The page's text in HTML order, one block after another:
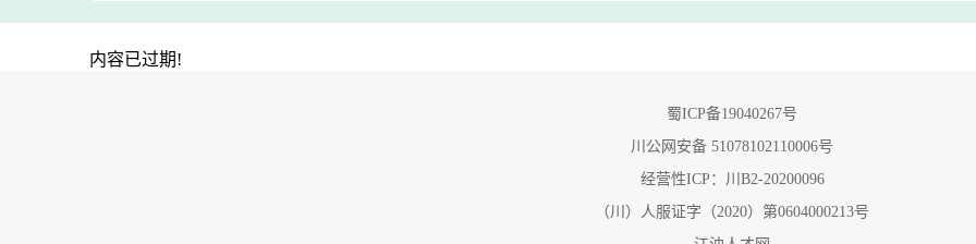
内容已过期!
蜀ICP备19040267号
川公网安备 51078102110006号
经营性ICP：川B2-20200096
（川）人服证字（2020）第0604000213号